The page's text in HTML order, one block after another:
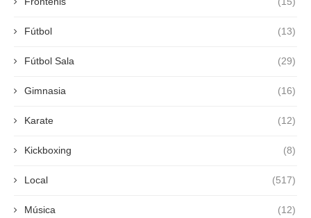
Fútbol (13)
Fútbol Sala (29)
Gimnasia (16)
Karate (12)
Kickboxing (8)
Local (517)
Música (12)